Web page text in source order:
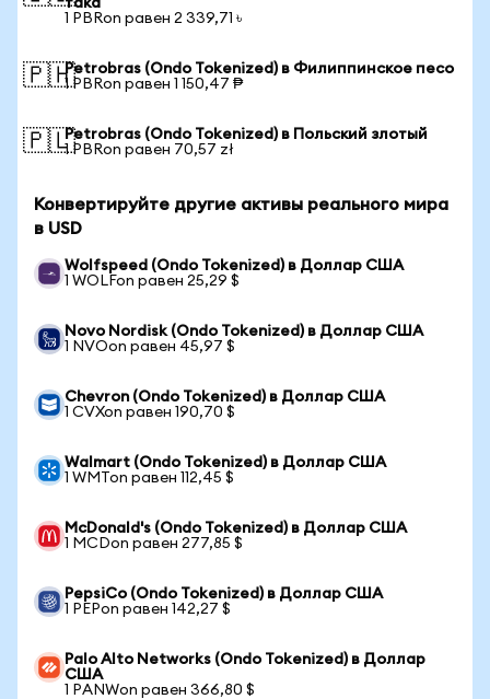
така
1 PBRon равен 2 339,71 ৳
🇵🇭Petrobras (Ondo Tokenized) в Филиппинское песо
1 PBRon равен 1 150,47 ₱
🇵🇱Petrobras (Ondo Tokenized) в Польский злотый
1 PBRon равен 70,57 zł
Конвертируйте другие активы реального мира
в USD
Wolfspeed (Ondo Tokenized) в Доллар США
1 WOLFon равен 25,29 $
Novo Nordisk (Ondo Tokenized) в Доллар США
1 NVOon равен 45,97 $
Chevron (Ondo Tokenized) в Доллар США
1 CVXon равен 190,70 $
Walmart (Ondo Tokenized) в Доллар США
1 WMTon равен 112,45 $
McDonald's (Ondo Tokenized) в Доллар США
1 MCDon равен 277,85 $
PepsiCo (Ondo Tokenized) в Доллар США
1 PEPon равен 142,27 $
Palo Alto Networks (Ondo Tokenized) в Доллар
США
1 PANWon равен 366,80 $